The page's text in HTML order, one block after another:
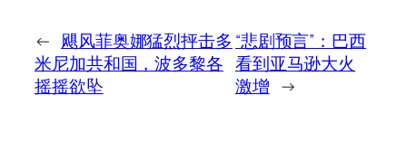
← 飓风菲奥娜猛烈抨击多
米尼加共和国，波多黎各
摇摇欲坠
“悲剧预言”：巴西
看到亚马逊大火
激增 →